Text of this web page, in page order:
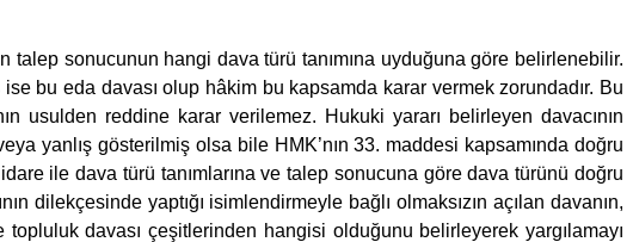
talep sonucunun hangi dava türü tanımına uyduğuna göre belirlenebilir.
bu eda davası olup hâkim bu kapsamda karar vermek zorundadır. Bu
usulden reddine karar verilemez. Hukuki yararı belirleyen davacının
yanlış gösterilmiş olsa bile HMK’nın 33. maddesi kapsamında doğru
ile dava türü tanımlarına ve talep sonucuna göre dava türünü doğru
dilekçesinde yaptığı isimlendirmeyle bağlı olmaksızın açılan davanın,
davası çeşitlerinden hangisi olduğunu belirleyerek yargılamayı